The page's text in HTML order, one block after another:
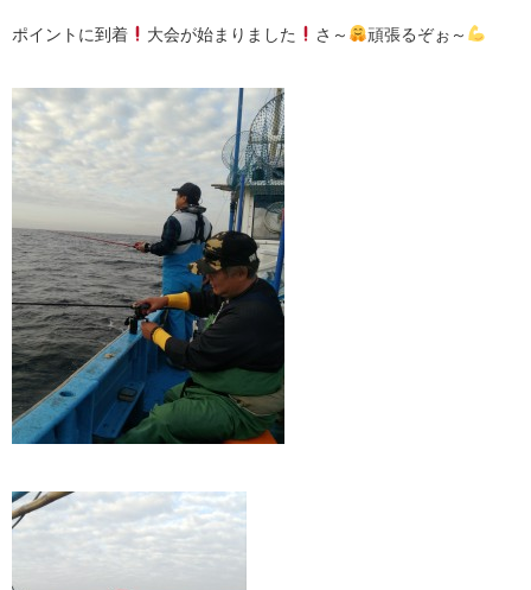
ポイントに到着 大会が始まりました さ～ 頑張るぞぉ～